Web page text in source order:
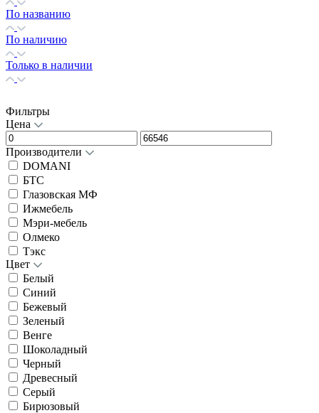
По названию
По наличию
Только в наличии
Фильтры
Цена
Производители
DOMANI
БТС
Глазовская МФ
Ижмебель
Мэри-мебель
Олмеко
Тэкс
Цвет
Белый
Синий
Бежевый
Зеленый
Венге
Шоколадный
Черный
Древесный
Серый
Бирюзовый